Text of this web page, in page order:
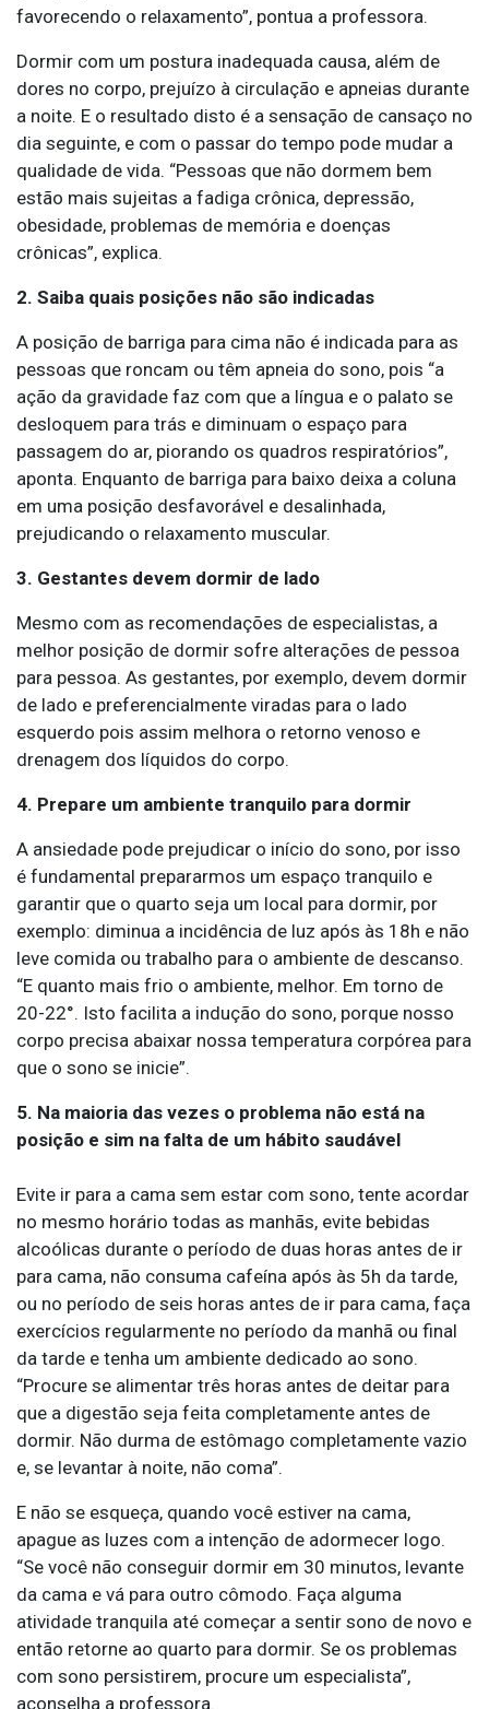
favorecendo o relaxamento”, pontua a professora.
Dormir com um postura inadequada causa, além de
dores no corpo, prejuízo à circulação e apneias durante
a noite. E o resultado disto é a sensação de cansaço no
dia seguinte, e com o passar do tempo pode mudar a
qualidade de vida. “Pessoas que não dormem bem
estão mais sujeitas a fadiga crônica, depressão,
obesidade, problemas de memória e doenças
crônicas”, explica.
2. Saiba quais posições não são indicadas
A posição de barriga para cima não é indicada para as
pessoas que roncam ou têm apneia do sono, pois “a
ação da gravidade faz com que a língua e o palato se
desloquem para trás e diminuam o espaço para
passagem do ar, piorando os quadros respiratórios”,
aponta. Enquanto de barriga para baixo deixa a coluna
em uma posição desfavorável e desalinhada,
prejudicando o relaxamento muscular.
3. Gestantes devem dormir de lado
Mesmo com as recomendações de especialistas, a
melhor posição de dormir sofre alterações de pessoa
para pessoa. As gestantes, por exemplo, devem dormir
de lado e preferencialmente viradas para o lado
esquerdo pois assim melhora o retorno venoso e
drenagem dos líquidos do corpo.
4. Prepare um ambiente tranquilo para dormir
A ansiedade pode prejudicar o início do sono, por isso
é fundamental prepararmos um espaço tranquilo e
garantir que o quarto seja um local para dormir, por
exemplo: diminua a incidência de luz após às 18h e não
leve comida ou trabalho para o ambiente de descanso.
“E quanto mais frio o ambiente, melhor. Em torno de
20-22°. Isto facilita a indução do sono, porque nosso
corpo precisa abaixar nossa temperatura corpórea para
que o sono se inicie”.
5. Na maioria das vezes o problema não está na
posição e sim na falta de um hábito saudável
Evite ir para a cama sem estar com sono, tente acordar
no mesmo horário todas as manhãs, evite bebidas
alcoólicas durante o período de duas horas antes de ir
para cama, não consuma cafeína após às 5h da tarde,
ou no período de seis horas antes de ir para cama, faça
exercícios regularmente no período da manhã ou final
da tarde e tenha um ambiente dedicado ao sono.
“Procure se alimentar três horas antes de deitar para
que a digestão seja feita completamente antes de
dormir. Não durma de estômago completamente vazio
e, se levantar à noite, não coma”.
E não se esqueça, quando você estiver na cama,
apague as luzes com a intenção de adormecer logo.
“Se você não conseguir dormir em 30 minutos, levante
da cama e vá para outro cômodo. Faça alguma
atividade tranquila até começar a sentir sono de novo e
então retorne ao quarto para dormir. Se os problemas
com sono persistirem, procure um especialista”,
aconselha a professora.